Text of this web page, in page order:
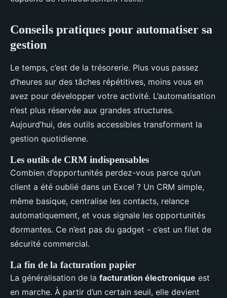
Conseils pratiques pour automatiser sa
gestion
Le temps, c’est de la trésorerie. Plus vous passez
d’heures sur des tâches répétitives, moins vous en
avez pour développer votre activité. L’automatisation
n’est plus réservée aux grandes structures.
Aujourd’hui, des outils accessibles transforment la
gestion quotidienne.
Les outils de CRM indispensables
Combien d’opportunités perdez-vous parce qu’un
client a été oublié dans un Excel ? Un CRM simple,
même basique, centralise les contacts, relance
automatiquement, et vous signale les opportunités
dormantes. Ce n’est pas du gadget - c’est un filet de
sécurité commercial.
La fin de la facturation papier
La généralisation de la facturation électronique est
en marche. À partir d’un certain seuil, elle devient